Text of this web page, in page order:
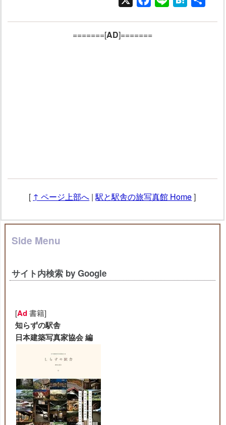
=======[AD]=======
[ ↑ ページ上部へ |駅と駅舎の旅写真館 Home]
Side Menu
サイト内検索 by Google
[Ad書籍]
知らずの駅舎
日本建築写真家協会 編